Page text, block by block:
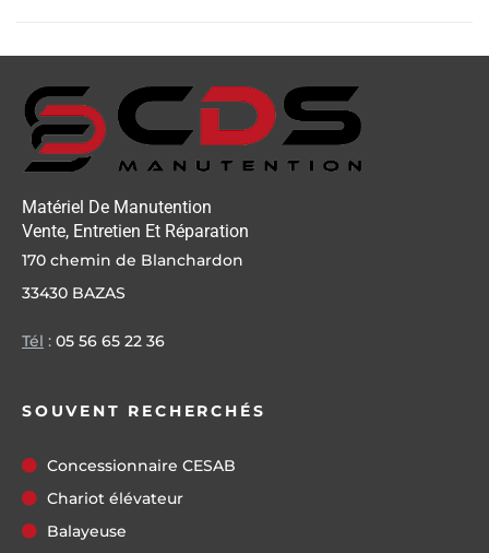
Matériel De Manutention
Vente, Entretien Et Réparation
170 chemin de Blanchardon
33430 BAZAS
Tél : 05 56 65 22 36
SOUVENT RECHERCHÉS
Concessionnaire CESAB
Chariot élévateur
Balayeuse